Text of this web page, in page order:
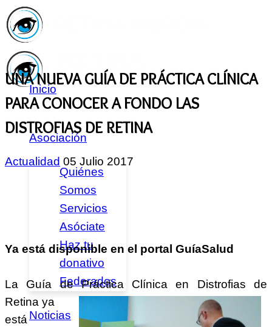
Inicio
Asociación
Quiénes
Somos
Servicios
Asóciate
Haz tu
donativo
Federados
Noticias
UNA NUEVA GUÍA DE PRÁCTICA CLÍNICA
PARA CONOCER A FONDO LAS
DISTROFIAS DE RETINA
Actualidad 05 Julio 2017
Ya está disponible en el portal GuíaSalud
La Guía de Práctica Clínica en Distrofias de
Retina ya
está